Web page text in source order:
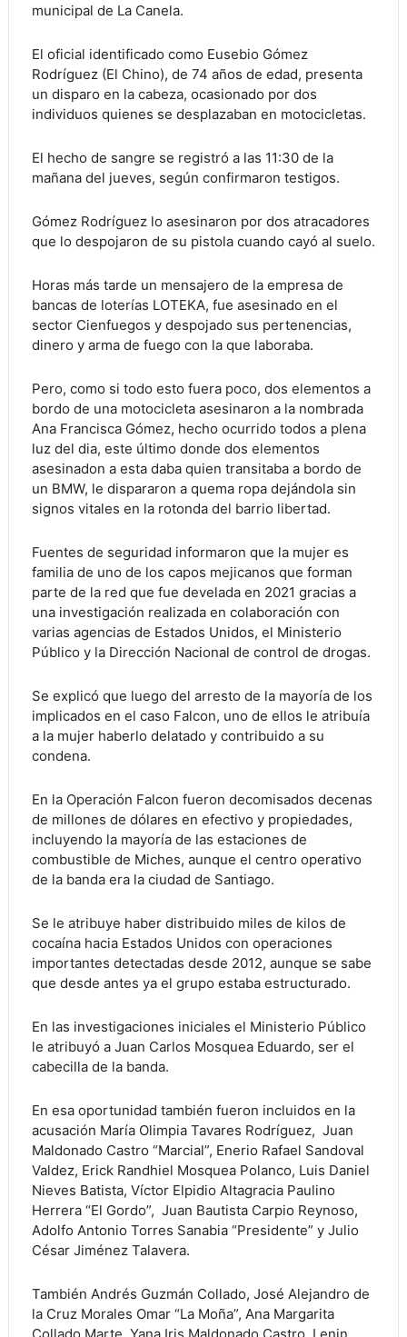
municipal de La Canela.
El oficial identificado como Eusebio Gómez
Rodríguez (El Chino), de 74 años de edad, presenta
un disparo en la cabeza, ocasionado por dos
individuos quienes se desplazaban en motocicletas.
El hecho de sangre se registró a las 11:30 de la
mañana del jueves, según confirmaron testigos.
Gómez Rodríguez lo asesinaron por dos atracadores
que lo despojaron de su pistola cuando cayó al suelo.
Horas más tarde un mensajero de la empresa de
bancas de loterías LOTEKA, fue asesinado en el
sector Cienfuegos y despojado sus pertenencias,
dinero y arma de fuego con la que laboraba.
Pero, como si todo esto fuera poco, dos elementos a
bordo de una motocicleta asesinaron a la nombrada
Ana Francisca Gómez, hecho ocurrido todos a plena
luz del dia, este último donde dos elementos
asesinadon a esta daba quien transitaba a bordo de
un BMW, le dispararon a quema ropa dejándola sin
signos vitales en la rotonda del barrio libertad.
Fuentes de seguridad informaron que la mujer es
familia de uno de los capos mejicanos que forman
parte de la red que fue develada en 2021 gracias a
una investigación realizada en colaboración con
varias agencias de Estados Unidos, el Ministerio
Público y la Dirección Nacional de control de drogas.
Se explicó que luego del arresto de la mayoría de los
implicados en el caso Falcon, uno de ellos le atribuía
a la mujer haberlo delatado y contribuido a su
condena.
En la Operación Falcon fueron decomisados decenas
de millones de dólares en efectivo y propiedades,
incluyendo la mayoría de las estaciones de
combustible de Miches, aunque el centro operativo
de la banda era la ciudad de Santiago.
Se le atribuye haber distribuido miles de kilos de
cocaína hacia Estados Unidos con operaciones
importantes detectadas desde 2012, aunque se sabe
que desde antes ya el grupo estaba estructurado.
En las investigaciones iniciales el Ministerio Público
le atribuyó a Juan Carlos Mosquea Eduardo, ser el
cabecilla de la banda.
En esa oportunidad también fueron incluidos en la
acusación María Olimpia Tavares Rodríguez, Juan
Maldonado Castro “Marcial”, Enerio Rafael Sandoval
Valdez, Erick Randhiel Mosquea Polanco, Luis Daniel
Nieves Batista, Víctor Elpidio Altagracia Paulino
Herrera “El Gordo”, Juan Bautista Carpio Reynoso,
Adolfo Antonio Torres Sanabia “Presidente” y Julio
César Jiménez Talavera.
También Andrés Guzmán Collado, José Alejandro de
la Cruz Morales Omar “La Moña”, Ana Margarita